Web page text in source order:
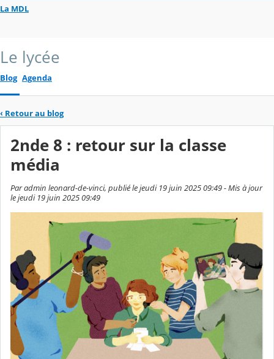
La MDL
Le lycée
Blog Agenda
‹ Retour au blog
2nde 8 : retour sur la classe
média
Par admin leonard-de-vinci, publié le jeudi 19 juin 2025 09:49 - Mis à jour
le jeudi 19 juin 2025 09:49